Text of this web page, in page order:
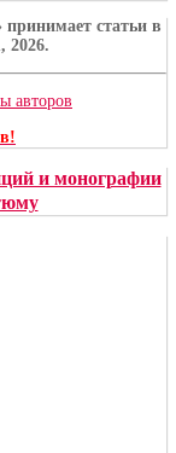
статьи в
2026.
авторов
и монографии